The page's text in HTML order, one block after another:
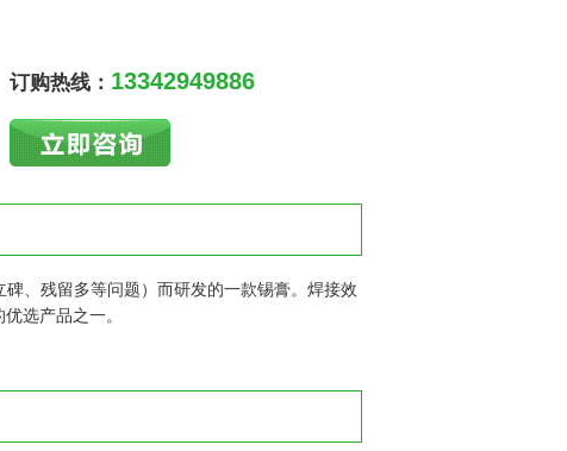
订购热线： 13342949886
、残留多等问题）而研发的一款锡膏。焊接效
选产品之一。